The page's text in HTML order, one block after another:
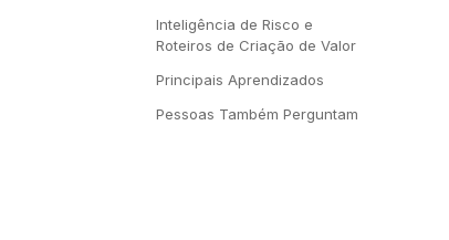
Inteligência de Risco e
Roteiros de Criação de Valor
Principais Aprendizados
Pessoas Também Perguntam